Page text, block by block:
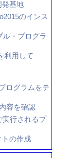
発基地
のインス
ル・プログラ
利用して
ログラムをテ
容を確認
実行されるプ
トの作成